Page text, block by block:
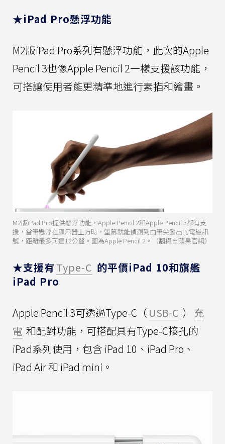
★iPad Pro懸浮功能
M2版iPad Pro系列有懸浮功能，此次的Apple
Pencil 3也像Apple Pencil 2一樣支援該功能，
可搭讓使用者能更精準地進行素描和繪畫。
M2版iPad Pro提供懸浮功能，Apple Pencil 2和Apple Pencil 3都有支
援，當筆懸浮在顯示器上方時，螢幕就能偵測到由筆尖發出的電磁訊
號，距離最多可達12公釐。圖為Apple Pencil 2。（翻攝自蘋果官網）
★支援有 Type-C 的平價iPad 10和旗艦
iPad Pro
Apple Pencil 3可透過Type-C（ USB-C ）
充
電 和配對功能，可搭配具有Type-C接孔的
iPad系列使用，包含 iPad 10、iPad Pro、
iPad Air 和 iPad mini。